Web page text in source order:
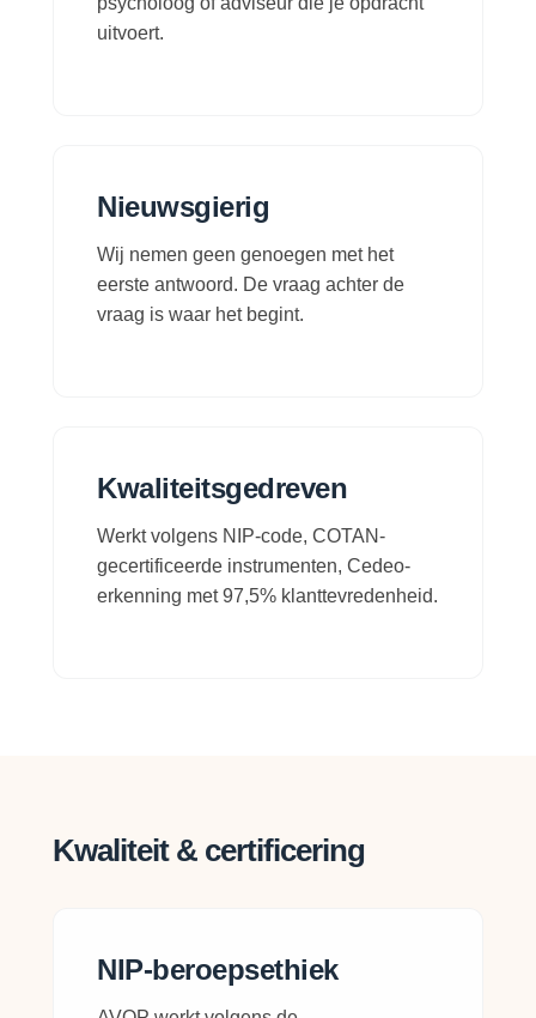
uitvoert.
Nieuwsgierig
Wij nemen geen genoegen met het
eerste antwoord. De vraag achter de
vraag is waar het begint.
Kwaliteitsgedreven
Werkt volgens NIP-code, COTAN-
gecertificeerde instrumenten, Cedeo-
erkenning met 97,5% klanttevredenheid.
Kwaliteit & certificering
NIP-beroepsethiek